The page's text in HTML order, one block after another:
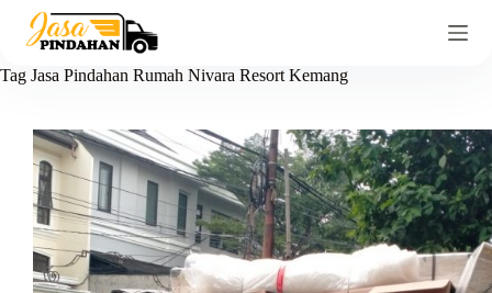
Tag Jasa Pindahan Rumah Nivara Resort Kemang